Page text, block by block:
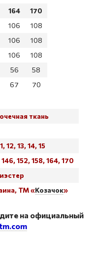
164
170
106
108
106
108
106
108
56
58
67 70
ткань
12, 13, 14, 15
152, 158, 164, 170
ТМ «Козачок»
на официальный